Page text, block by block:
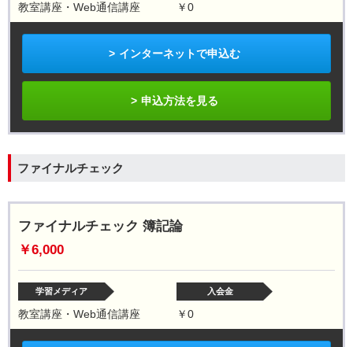
教室講座・Web通信講座 ￥0
インターネットで申込む
申込方法を見る
ファイナルチェック
ファイナルチェック 簿記論
￥6,000
学習メディア
教室講座・Web通信講座
入会金
￥0